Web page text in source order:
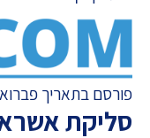
פורסם בתאריך פברואר 6,
סליקת